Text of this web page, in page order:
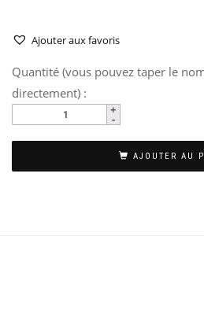
Ajouter aux favoris
Quantité (vous pouvez taper le
directement) :
AJOUTER AU